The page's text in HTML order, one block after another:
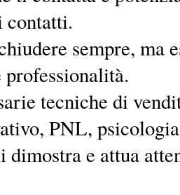
contatti.
sempre, ma
tecniche di
PNL,
dimostra e attua